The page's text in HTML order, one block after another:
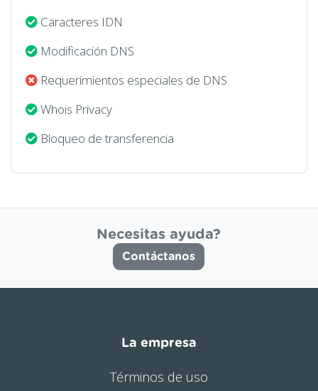
Caracteres IDN
Modificación DNS
Requerimientos especiales de DNS
Whois Privacy
Bloqueo de transferencia
Necesitas ayuda?
Contáctanos
La empresa
Términos de uso